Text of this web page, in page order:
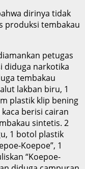
dirinya tidak
produksi tembakau
petugas
diduga narkotika
tembakau
lakban biru, 1
plastik klip bening
berisi cairan
sintetis. 2
1 botol plastik
Koepoe”, 1
“Koepoe-